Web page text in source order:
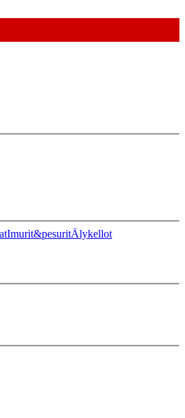
Imurit&pesuritÄlykellot